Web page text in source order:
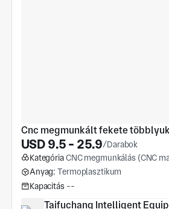
Cnc megmunkált fekete
USD 9.5 - 25.9/Darabok
KategóriaCNC megmunkálás (CNC
Anyag: Termoplasztikum
Kapacitás --
Taifuchang Intelligent